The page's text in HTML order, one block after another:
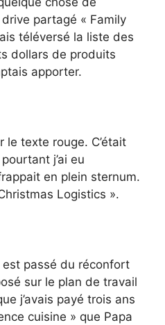
drive partagé « Family
téléversé la liste des
dollars de produits
apporter.
le texte rouge. C’était
j’ai eu
en plein sternum.
Logistics ».
passé du réconfort
sur le plan de travail
j’avais payé trois ans
cuisine » que Papa